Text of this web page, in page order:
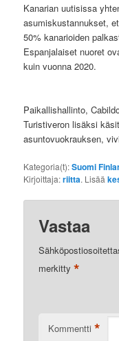
Kanarian uutisissa
asumiskustannukset,
50% kanarioiden
Espanjalaiset nuoret
kuin vuonna 2020.
Paikallishallinto,
Turistiveron lisäksi
asuntovuokrauksen,
Kategoria(t):Suomi
Kirjoittaja:riitta. Lisää
Vastaa
merkitty*
Kommentti *